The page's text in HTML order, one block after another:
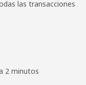
las transacciones
2 minutos